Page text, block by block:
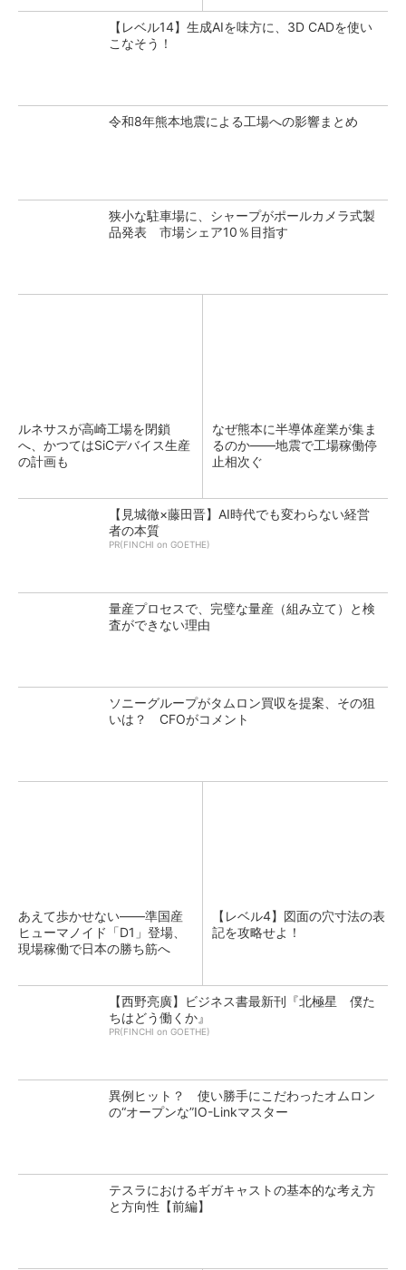
【レベル14】生成AIを味方に、3D CADを使い
こなそう！
令和8年熊本地震による工場への影響まとめ
狭小な駐車場に、シャープがポールカメラ式製
品発表 市場シェア10％目指す
ルネサスが高崎工場を閉鎖
へ、かつてはSiCデバイス生産
の計画も
なぜ熊本に半導体産業が集ま
るのか――地震で工場稼働停
止相次ぐ
【見城徹×藤田晋】AI時代でも変わらない経営
者の本質
PR(FINCHI on GOETHE)
量産プロセスで、完璧な量産（組み立て）と検
査ができない理由
ソニーグループがタムロン買収を提案、その狙
いは？ CFOがコメント
あえて歩かせない――準国産
ヒューマノイド「D1」登場、
現場稼働で日本の勝ち筋へ
【レベル4】図面の穴寸法の表
記を攻略せよ！
【西野亮廣】ビジネス書最新刊『北極星 僕た
ちはどう働くか』
PR(FINCHI on GOETHE)
異例ヒット？ 使い勝手にこだわったオムロン
の“オープンな”IO-Linkマスター
テスラにおけるギガキャストの基本的な考え方
と方向性【前編】